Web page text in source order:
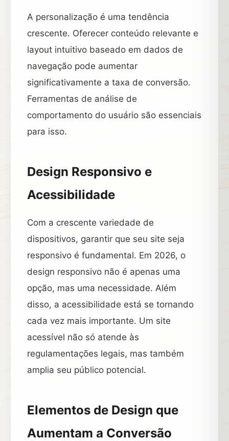
A personalização é uma tendência
crescente. Oferecer conteúdo relevante e
layout intuitivo baseado em dados de
navegação pode aumentar
significativamente a taxa de conversão.
Ferramentas de análise de
comportamento do usuário são essenciais
para isso.
Design Responsivo e
Acessibilidade
Com a crescente variedade de
dispositivos, garantir que seu site seja
responsivo é fundamental. Em 2026, o
design responsivo não é apenas uma
opção, mas uma necessidade. Além
disso, a acessibilidade está se tornando
cada vez mais importante. Um site
acessível não só atende às
regulamentações legais, mas também
amplia seu público potencial.
Elementos de Design que
Aumentam a Conversão